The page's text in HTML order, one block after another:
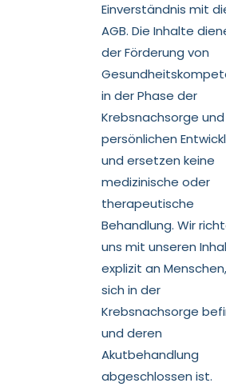
Einverständnis mit
AGB. Die Inhalte
der Förderung von
in der Phase der
Krebsnachsorge
persönlichen
und ersetzen keine
medizinische oder
therapeutische
Behandlung. Wir
uns mit unseren
explizit an
sich in der
Krebsnachsorge
und deren
Akutbehandlung
abgeschlossen ist.